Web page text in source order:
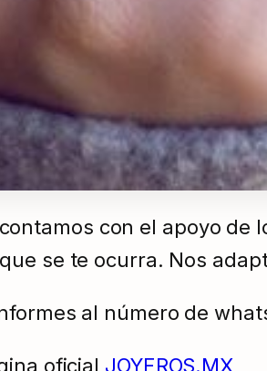
contamos con el apoyo
se te ocurra. Nos
al número de
oficial JOYEROS.MX